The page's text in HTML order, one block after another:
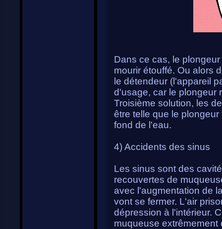
Dans ce cas, le
mourir étouffé. Ou alors
le détendeur (l'appareil
d'usage, car le plongeur
Troisième solution, les
être telle que le
fond de l'eau.
4) Accidents des sinus
Les sinus sont des
recouvertes de
avec l'augmentation de
vont se fermer. L'air
dépression à l'intérieur.
muqueuse extrêmement